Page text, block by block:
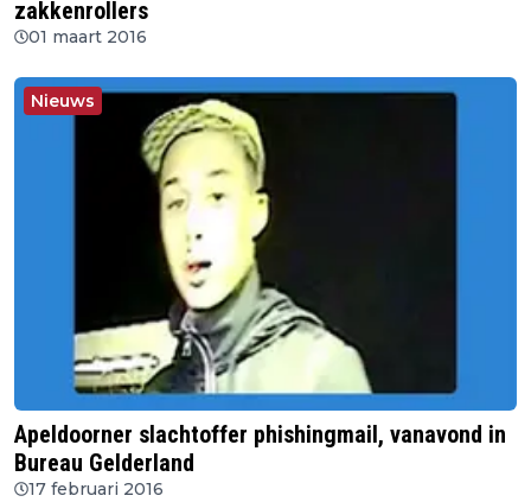
zakkenrollers
01 maart 2016
Nieuws
Apeldoorner slachtoffer phishingmail, vanavond in
Bureau Gelderland
17 februari 2016